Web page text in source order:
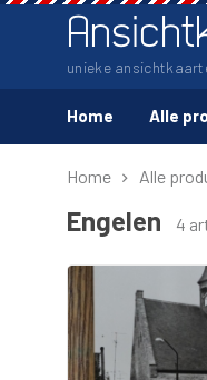
unieke
Home Alle
Home Alle
Engelen 4